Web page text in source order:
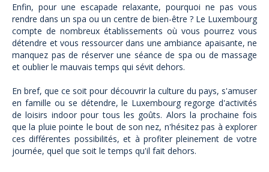
Enfin, pour une escapade relaxante, pourquoi ne pas vous
rendre dans un spa ou un centre de bien-être ? Le Luxembourg
compte de nombreux établissements où vous pourrez vous
détendre et vous ressourcer dans une ambiance apaisante, ne
manquez pas de réserver une séance de spa ou de massage
et oublier le mauvais temps qui sévit dehors.
En bref, que ce soit pour découvrir la culture du pays, s'amuser
en famille ou se détendre, le Luxembourg regorge d'activités
de loisirs indoor pour tous les goûts. Alors la prochaine fois
que la pluie pointe le bout de son nez, n'hésitez pas à explorer
ces différentes possibilités, et à profiter pleinement de votre
journée, quel que soit le temps qu'il fait dehors.